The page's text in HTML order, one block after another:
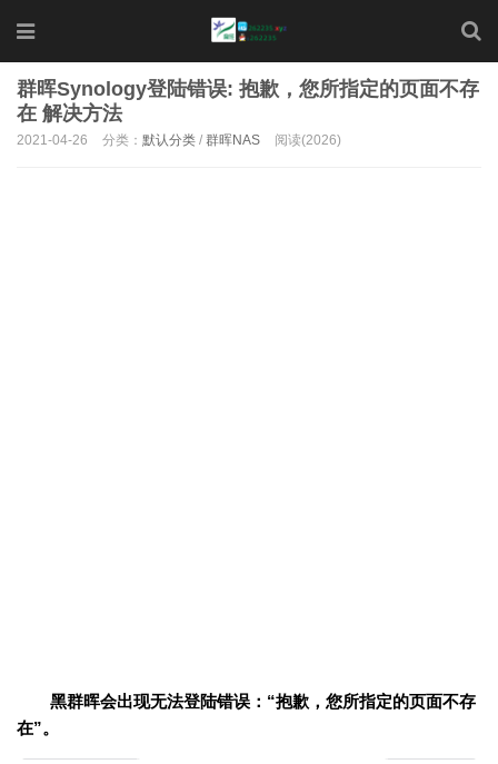
群晖Synology登陆错误: 抱歉，您所指定的页面不存
在 解决方法
2021-04-26 分类： 默认分类 / 群晖NAS 阅读(2026)
黑群晖会出现无法登陆错误：“抱歉，您所指定的页面不存
在”。